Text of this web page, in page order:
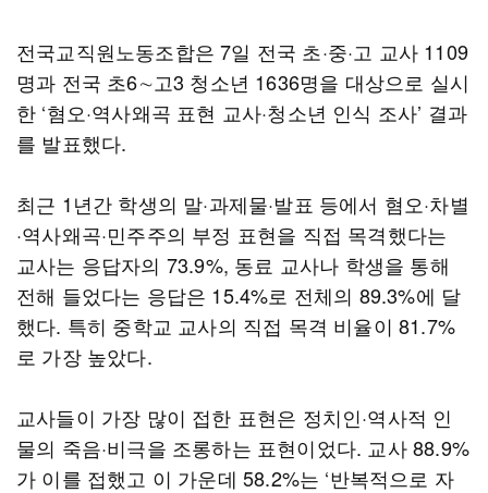
전국교직원노동조합은 7일 전국 초·중·고 교사 1109
명과 전국 초6∼고3 청소년 1636명을 대상으로 실시
한 ‘혐오·역사왜곡 표현 교사·청소년 인식 조사’ 결과
를 발표했다.
최근 1년간 학생의 말·과제물·발표 등에서 혐오·차별
·역사왜곡·민주주의 부정 표현을 직접 목격했다는
교사는 응답자의 73.9%, 동료 교사나 학생을 통해
전해 들었다는 응답은 15.4%로 전체의 89.3%에 달
했다. 특히 중학교 교사의 직접 목격 비율이 81.7%
로 가장 높았다.
교사들이 가장 많이 접한 표현은 정치인·역사적 인
물의 죽음·비극을 조롱하는 표현이었다. 교사 88.9%
가 이를 접했고 이 가운데 58.2%는 ‘반복적으로 자